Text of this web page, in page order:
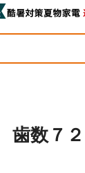
歯数７２